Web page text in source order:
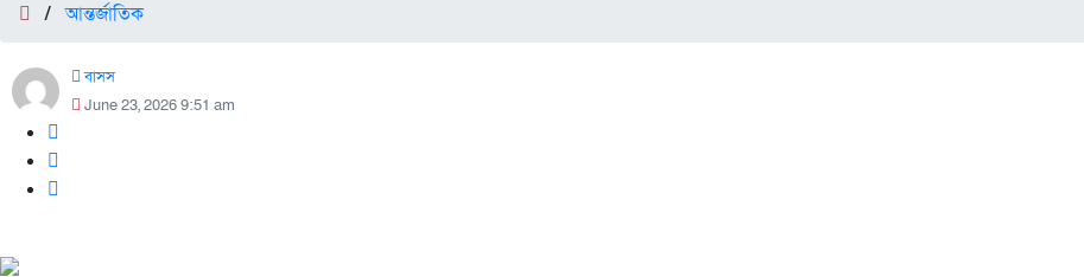
/আন্তর্জাতিক
বাসস
June 23, 2026 9:51 am